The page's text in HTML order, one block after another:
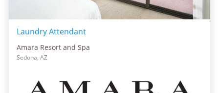
Laundry Attendant
Amara Resort and Spa
Sedona, AZ